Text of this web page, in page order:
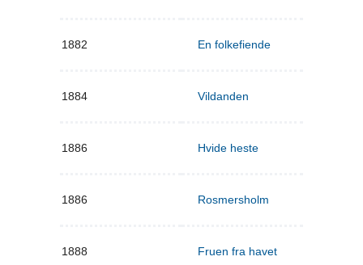
1882 En folkefiende
1884 Vildanden
1886 Hvide heste
1886 Rosmersholm
1888 Fruen fra havet